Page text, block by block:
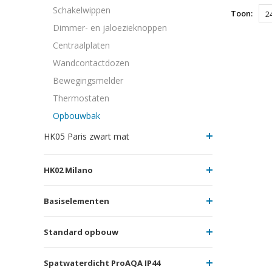
Schakelwippen
Dimmer- en jaloezieknoppen
Centraalplaten
Wandcontactdozen
Bewegingsmelder
Thermostaten
Opbouwbak
HK05 Paris zwart mat
HK02 Milano
Basiselementen
Standard opbouw
Spatwaterdicht ProAQA IP44
Toon: